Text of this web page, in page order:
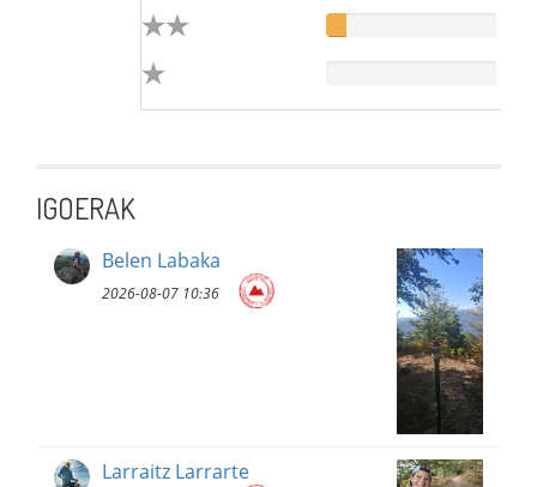
IGOERAK
Belen Labaka
2026-08-07 10:36
Larraitz Larrarte